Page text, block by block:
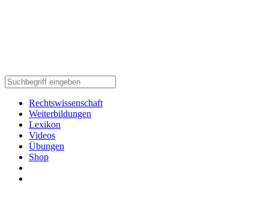
Rechtswissenschaft
Weiterbildungen
Lexikon
Videos
Übungen
Shop